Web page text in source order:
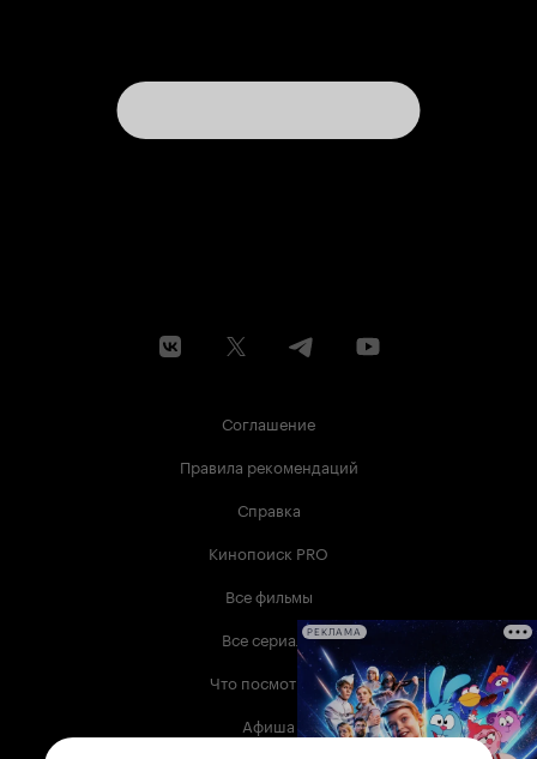
Соглашение
Правила рекомендаций
Справка
Кинопоиск PRO
Все фильмы
Все сериалы
Что посмотреть
Афиша
РЕКЛАМА